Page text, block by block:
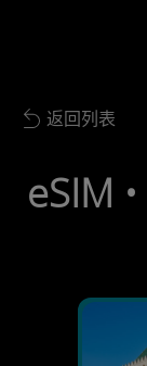
Back to list
返回列表
eSIM